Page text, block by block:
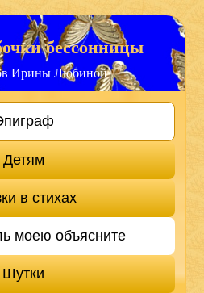
бессонницы
Ирины Любиной
Детям
в стихах
моею объясните
Шутки